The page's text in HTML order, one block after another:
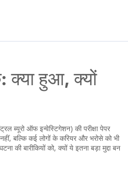
क्या हुआ, क्यों
ब्यूरो ऑफ इन्वेस्टिगेशन) की परीक्षा पेपर
बल्कि कई लोगों के करियर और भरोसे को भी
की बारीकियों को, क्यों ये इतना बड़ा मुद्दा बन